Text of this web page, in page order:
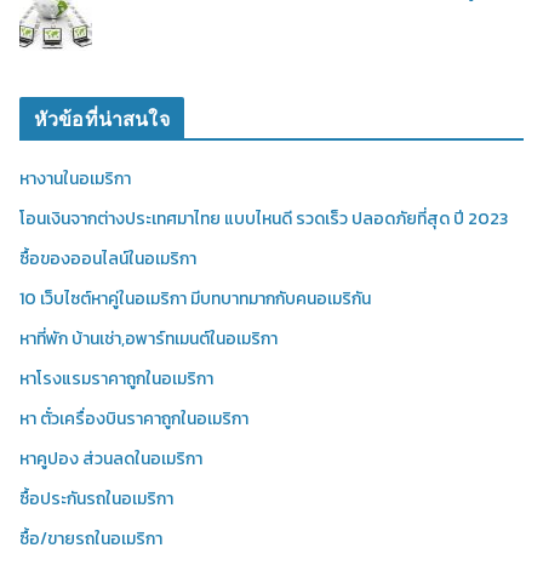
หัวข้อที่น่าสนใจ
หางานในอเมริกา
โอนเงินจากต่างประเทศมาไทย แบบไหนดี รวดเร็ว ปลอดภัยที่สุด ปี 2023
ซื้อของออนไลน์ในอเมริกา
10 เว็บไซต์หาคู่ในอเมริกา มีบทบาทมากกับคนอเมริกัน
หาที่พัก บ้านเช่า,อพาร์ทเมนต์ในอเมริกา
หาโรงแรมราคาถูกในอเมริกา
หา ตั๋วเครื่องบินราคาถูกในอเมริกา
หาคูปอง ส่วนลดในอเมริกา
ซื้อประกันรถในอเมริกา
ซื้อ/ขายรถในอเมริกา